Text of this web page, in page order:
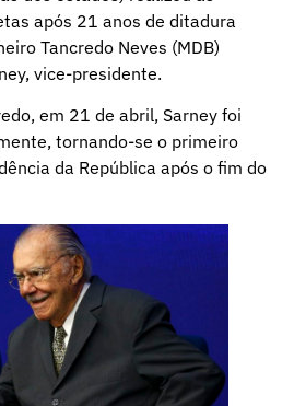
após 21 anos de ditadura
Tancredo Neves (MDB)
vice-presidente.
em 21 de abril, Sarney foi
tornando-se o primeiro
da República após o fim do